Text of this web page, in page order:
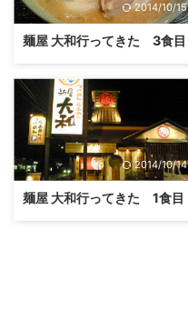
2014/10/15
麺屋 大和行ってきた 3食目
2014/10/14
麺屋 大和行ってきた 1食目